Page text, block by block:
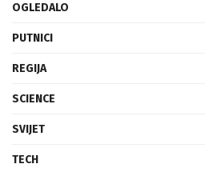
OGLEDALO
PUTNICI
REGIJA
SCIENCE
SVIJET
TECH